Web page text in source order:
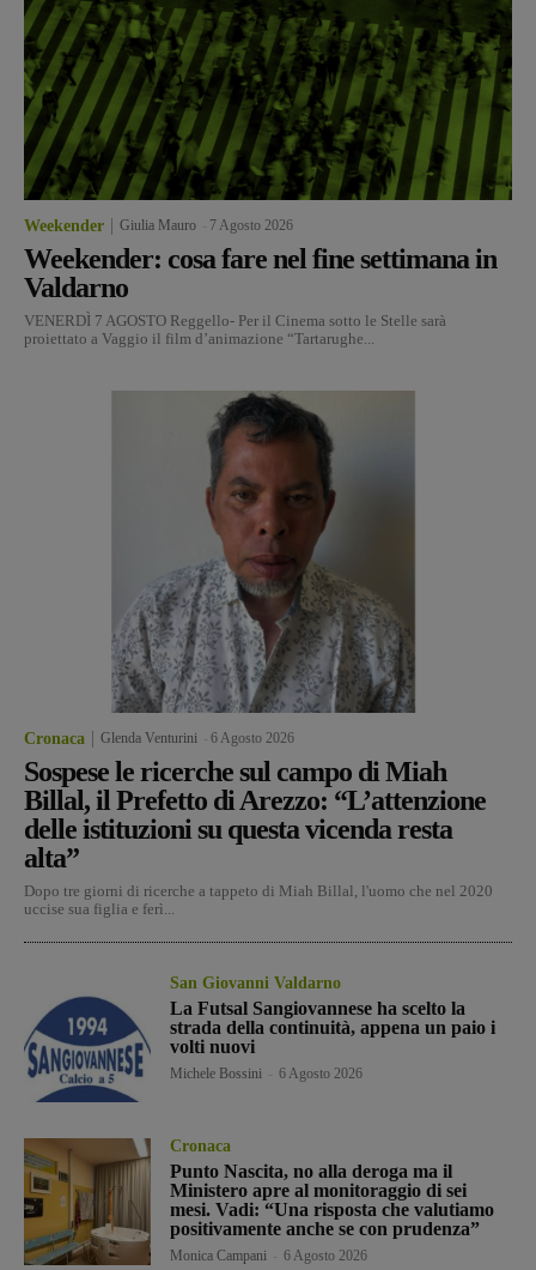
Weekender Giulia Mauro 7 Agosto 2026
Weekender: cosa fare nel fine settimana in
Valdarno
VENERDÌ 7 AGOSTO Reggello- Per il Cinema sotto le Stelle sarà
proiettato a Vaggio il film d’animazione “Tartarughe...
Cronaca Glenda Venturini 6 Agosto 2026
Sospese le ricerche sul campo di Miah
Billal, il Prefetto di Arezzo: “L’attenzione
delle istituzioni su questa vicenda resta
alta”
Dopo tre giorni di ricerche a tappeto di Miah Billal, l'uomo che nel 2020
uccise sua figlia e ferì...
San Giovanni Valdarno
La Futsal Sangiovannese ha scelto la
strada della continuità, appena un paio i
volti nuovi
Michele Bossini 6 Agosto 2026
Cronaca
Punto Nascita, no alla deroga ma il
Ministero apre al monitoraggio di sei
mesi. Vadi: “Una risposta che valutiamo
positivamente anche se con prudenza”
Monica Campani 6 Agosto 2026